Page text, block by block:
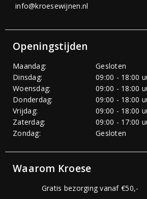
info@kroesewijnen.nl
Openingstijden
Maandag:
Gesloten
Dinsdag:
09:00 - 18:00
Woensdag:
09:00 - 18:00
Donderdag:
09:00 - 18:00
Vrijdag:
09:00 - 18:00
Zaterdag:
09:00 - 17:00
Zondag:
Gesloten
Waarom Kroese
Gratis bezorging vanaf €50,-